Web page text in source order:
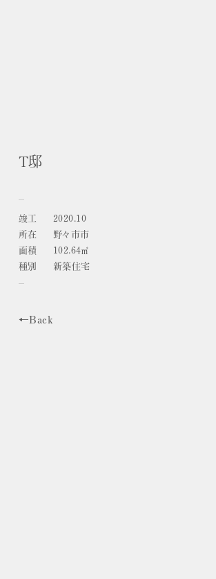
T邸
竣工
2020.10
所在
野々市市
面積
102.64㎡
種別
新築住宅
←Back